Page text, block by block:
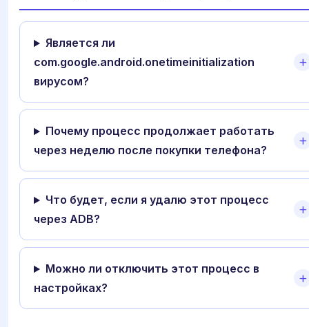
Является ли
com.google.android.onetimeinitialization
вирусом?
Почему процесс продолжает работать
через неделю после покупки телефона?
Что будет, если я удалю этот процесс
через ADB?
Можно ли отключить этот процесс в
настройках?